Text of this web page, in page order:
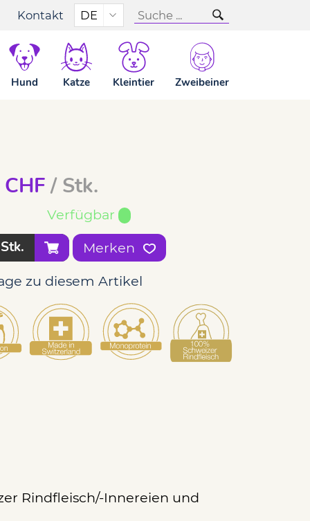
Kontakt DE
Hund Katze Kleintier Zweibeiner
100g
CHF / Stk.
Verfügbar
Stk.
Merken
zu diesem Artikel
Rindfleisch/-Innereien und